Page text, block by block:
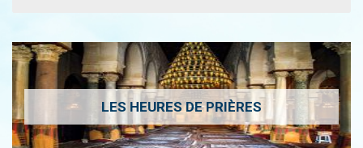
LES HEURES DE PRIÈRES